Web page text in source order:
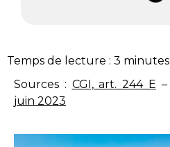
Temps de lecture : 3 minutes
Sources : CGI, art. 244 E –
juin 2023